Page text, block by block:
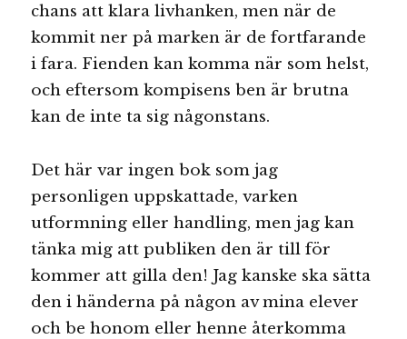
chans att klara livhanken, men när de
kommit ner på marken är de fortfarande
i fara. Fienden kan komma när som helst,
och eftersom kompisens ben är brutna
kan de inte ta sig någonstans.
Det här var ingen bok som jag
personligen uppskattade, varken
utformning eller handling, men jag kan
tänka mig att publiken den är till för
kommer att gilla den! Jag kanske ska sätta
den i händerna på någon av mina elever
och be honom eller henne återkomma